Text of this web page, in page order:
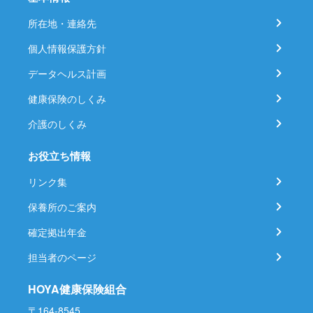
所在地・連絡先
個人情報保護方針
データヘルス計画
健康保険のしくみ
介護のしくみ
お役立ち情報
リンク集
保養所のご案内
確定拠出年金
担当者のページ
HOYA健康保険組合
〒164-8545